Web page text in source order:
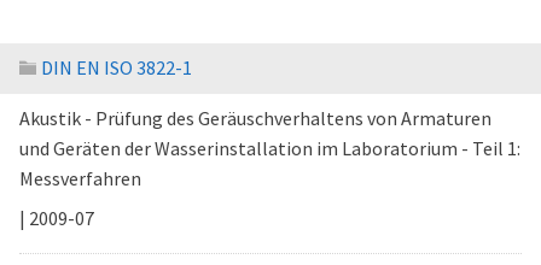
DIN EN ISO 3822-1
Akustik - Prüfung des Geräuschverhaltens von Armaturen
und Geräten der Wasserinstallation im Laboratorium - Teil 1:
Messverfahren
| 2009-07